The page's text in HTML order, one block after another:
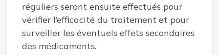
réguliers seront ensuite effectués pour
vérifier l’efficacité du traitement et pour
surveiller les éventuels effets secondaires
des médicaments.